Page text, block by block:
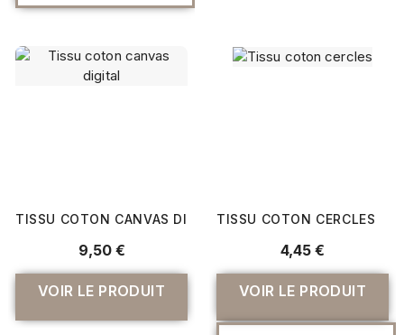
TISSU COTON CANVAS DIGITAL
9,50 €
VOIR LE PRODUIT
TISSU COTON CERCLES
4,45 €
VOIR LE PRODUIT